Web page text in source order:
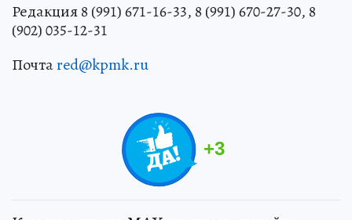
Редакция 8 (991) 671-16-33, 8 (991) 670-27-30, 8
(902) 035-12-31
Почтаred@kpmk.ru
+3